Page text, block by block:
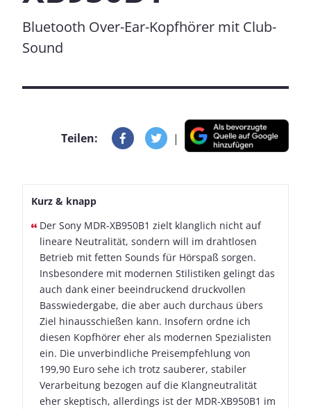
Bluetooth Over-Ear-Kopfhörer mit Club-
Sound
Teilen: |
Kurz & knapp
Der Sony MDR-XB950B1 zielt klanglich nicht auf
lineare Neutralität, sondern will im drahtlosen
Betrieb mit fetten Sounds für Hörspaß sorgen.
Insbesondere mit modernen Stilistiken gelingt das
auch dank einer beeindruckend druckvollen
Basswiedergabe, die aber auch durchaus übers
Ziel hinausschießen kann. Insofern ordne ich
diesen Kopfhörer eher als modernen Spezialisten
ein. Die unverbindliche Preisempfehlung von
199,90 Euro sehe ich trotz sauberer, stabiler
Verarbeitung bezogen auf die Klangneutralität
eher skeptisch, allerdings ist der MDR-XB950B1 im